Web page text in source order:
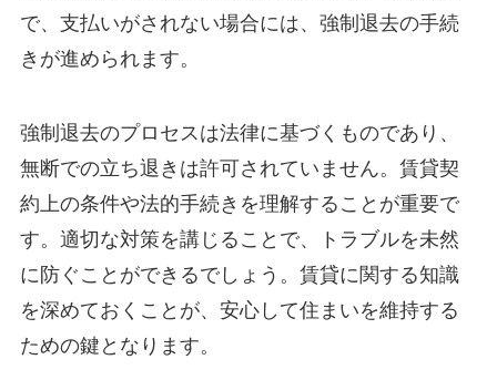
で、支払いがされない場合には、強制退去の手続
きが進められます。
強制退去のプロセスは法律に基づくものであり、
無断での立ち退きは許可されていません。賃貸契
約上の条件や法的手続きを理解することが重要で
す。適切な対策を講じることで、トラブルを未然
に防ぐことができるでしょう。賃貸に関する知識
を深めておくことが、安心して住まいを維持する
ための鍵となります。